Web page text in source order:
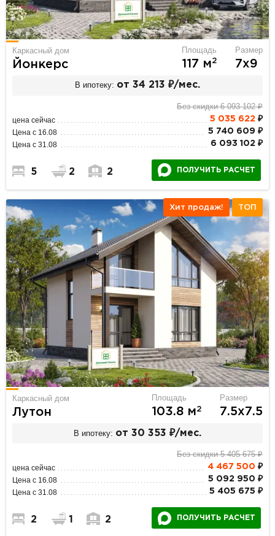
Каркасный дом
Йонкерс
Площадь
117 м2
Размер
7х9
В ипотеку: от 34 213 ₽/мес.
Без скидки 6 093 102 ₽
цена сейчас 5 035 622 ₽
Цена с 16.08 5 740 609 ₽
Цена с 31.08 6 093 102 ₽
5 2 2 ПОЛУЧИТЬ РАСЧЕТ
Хит продаж! ТОП
Каркасный дом
Лутон
Площадь
103.8 м2
Размер
7.5х7.5
В ипотеку: от 30 353 ₽/мес.
Без скидки 5 405 675 ₽
цена сейчас 4 467 500 ₽
Цена с 16.08 5 092 950 ₽
Цена с 31.08 5 405 675 ₽
2 1 2 ПОЛУЧИТЬ РАСЧЕТ